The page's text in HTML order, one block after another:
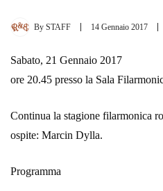
By STAFF 14 Gennaio 2017
Sabato, 21 Gennaio 2017
ore 20.45 presso la Sala
Continua la stagione filarmonica
ospite: Marcin Dylla.
Programma